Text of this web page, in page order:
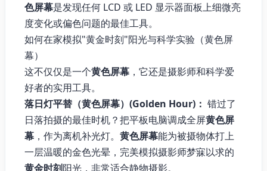
色屏幕是发现任何 LCD 或 LED 显示器面板上细微亮
度变化或偏色问题的最佳工具。
如何在家模拟"黄金时刻"阳光与科学实验（黄色屏
幕）
这不仅仅是一个黄色屏幕 ，它还是摄影师和科学爱
好者的实用工具。
落日灯平替（黄色屏幕）(Golden Hour)： 错过了
日落拍摄的最佳时机？把平板电脑调成全屏黄色屏
幕 ，作为离机补光灯。 黄色屏幕能为被摄物体打上
一层温暖的金色光晕，完美模拟摄影师梦寐以求的
黄金时刻阳光，非常适合静物摄影。